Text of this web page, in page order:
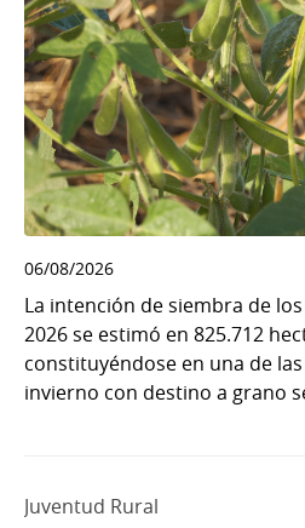
06/08/2026
La intención de siembra de
2026 se estimó en 825.712
constituyéndose en una de
invierno con destino a grano
Juventud Rural